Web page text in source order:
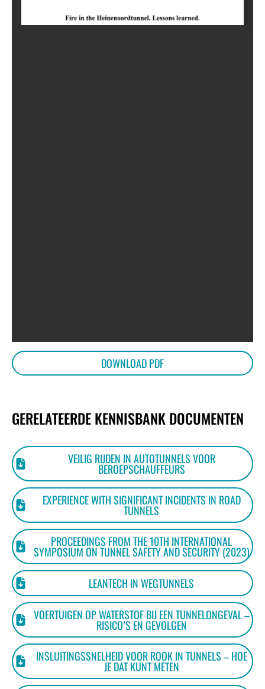
DOWNLOAD PDF
GERELATEERDE KENNISBANK DOCUMENTEN
VEILIG RIJDEN IN AUTOTUNNELS VOOR
BEROEPSCHAUFFEURS
EXPERIENCE WITH SIGNIFICANT INCIDENTS IN ROAD
TUNNELS
PROCEEDINGS FROM THE 10TH INTERNATIONAL
SYMPOSIUM ON TUNNEL SAFETY AND SECURITY (2023)
LEANTECH IN WEGTUNNELS
VOERTUIGEN OP WATERSTOF BIJ EEN TUNNELONGEVAL –
RISICO’S EN GEVOLGEN
INSLUITINGSSNELHEID VOOR ROOK IN TUNNELS – HOE
JE DAT KUNT METEN